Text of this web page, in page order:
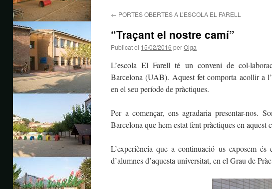
contingut
← PORTES OBERTES A L’ESCOLA EL FARELL
“Traçant el nostre camí”
Publicat el 15/02/2016 perOlga
L’escola El Farell té un conveni de
Barcelona (UAB). Aquest fet comporta acollir a
en el seu període de pràctiques.
Per a començar, ens agradaria presentar-nos.
Barcelona que hem estat fent pràctiques en aquest
L’experiència que a continuació us exposem
d’alumnes d’aquesta universitat, en el Grau de